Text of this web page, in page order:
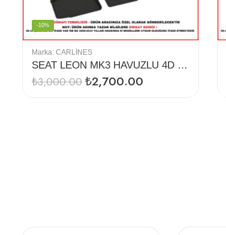
Marka: CARLINES
SEAT LEON MK3 HAVUZLU 4D PASPAS (12-18)
-10%
₺3,000.00₺2,700.00